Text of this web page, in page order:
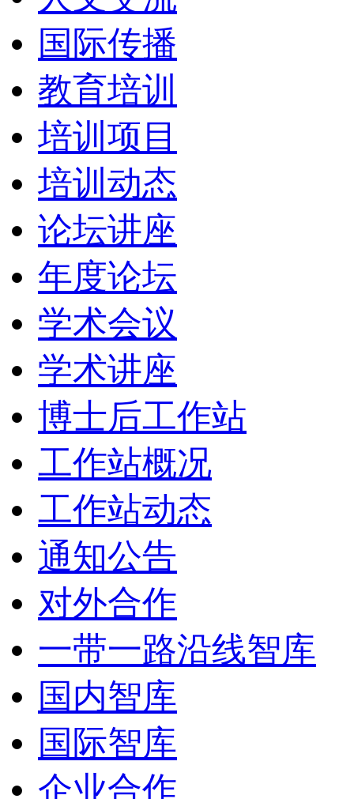
国际传播
教育培训
培训项目
培训动态
论坛讲座
年度论坛
学术会议
学术讲座
博士后工作站
工作站概况
工作站动态
通知公告
对外合作
一带一路沿线智库
国内智库
国际智库
企业合作